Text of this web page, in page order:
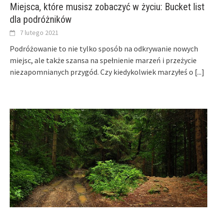
Miejsca, które musisz zobaczyć w życiu: Bucket list
dla podróżników
7 lutego 2021
Podróżowanie to nie tylko sposób na odkrywanie nowych
miejsc, ale także szansa na spełnienie marzeń i przeżycie
niezapomnianych przygód. Czy kiedykolwiek marzyłeś o [...]